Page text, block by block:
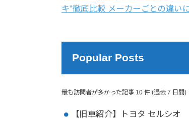
キ”徹底比較 メーカーごとの違い
Popular Posts
最も訪問者が多かった記事 10 件 (過去 7 日間)
【旧車紹介】トヨタ セルシ